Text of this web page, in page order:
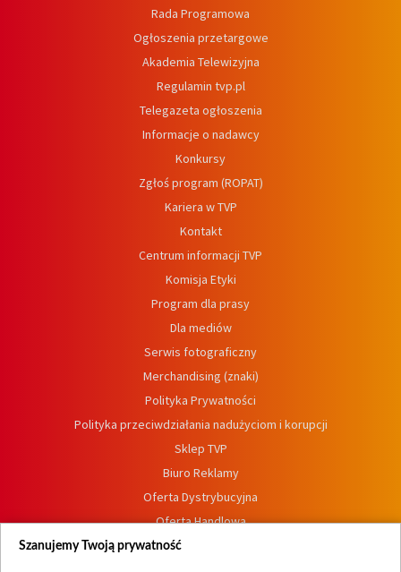
Rada Programowa
Ogłoszenia przetargowe
Akademia Telewizyjna
Regulamin tvp.pl
Telegazeta ogłoszenia
Informacje o nadawcy
Konkursy
Zgłoś program (ROPAT)
Kariera w TVP
Kontakt
Centrum informacji TVP
Komisja Etyki
Program dla prasy
Dla mediów
Serwis fotograficzny
Merchandising (znaki)
Polityka Prywatności
Polityka przeciwdziałania nadużyciom i korupcji
Sklep TVP
Biuro Reklamy
Oferta Dystrybucyjna
Oferta Handlowa
Dostępność
Szanujemy Twoją prywatność